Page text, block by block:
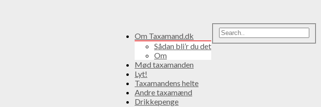
Om Taxamand.dk
Sådan bli’r du det
Om
Mød taxamanden
Lyt!
Taxamandens helte
Andre taxamænd
Drikkepenge